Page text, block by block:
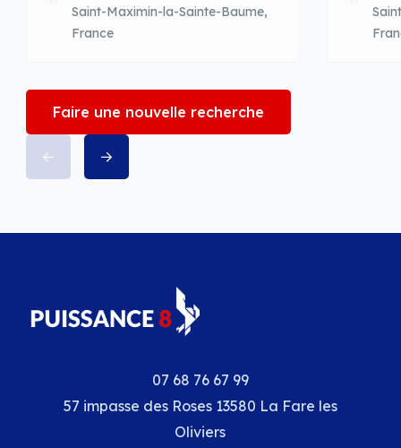
Saint-Maximin-la-Sainte-Baume,
France
Faire une nouvelle recherche
07 68 76 67 99
57 impasse des Roses 13580 La Fare les
Oliviers